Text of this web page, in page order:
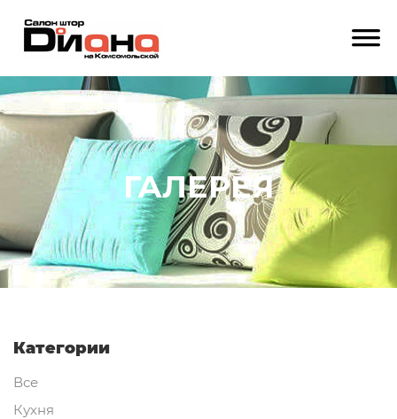
ГАЛЕРЕЯ
Категории
Все
Кухня